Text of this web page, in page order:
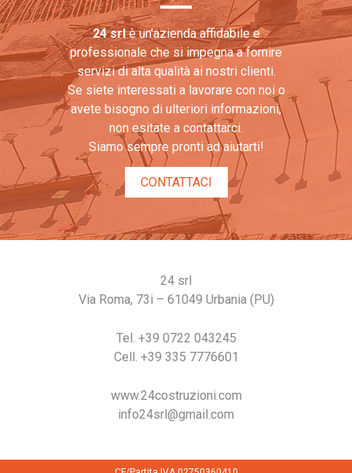
24 srlè un'azienda affidabile e
professionale che si impegna a fornire
servizi di alta qualità ai nostri clienti.
Se siete interessati a lavorare con noi o
avete bisogno di ulteriori informazioni,
non esitate a contattarci.
Siamo sempre pronti ad aiutarti!
CONTATTACI
24 srl
Via Roma, 73i – 61049 Urbania (PU)
Tel. +39 0722 043245
Cell. +39 335 7776601
www.24costruzioni.com
info24srl@gmail.com